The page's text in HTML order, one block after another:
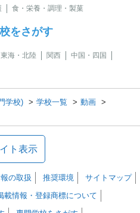
食・栄養・調理・製菓
をさがす
東海・北陸 関西
中国・四国
学校) 学校一覧
動画
ト表示
の取扱 推奨環境
サイトマップ
載情報・登録商標について